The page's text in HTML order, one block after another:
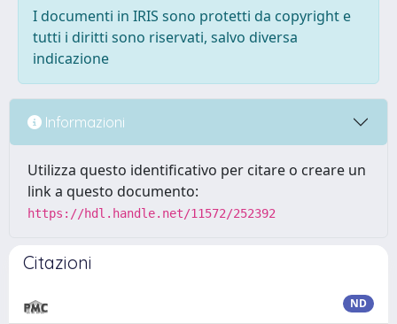
I documenti in IRIS sono protetti da copyright e
tutti i diritti sono riservati, salvo diversa
indicazione
Informazioni
Utilizza questo identificativo per citare o creare un
link a questo documento:
https://hdl.handle.net/11572/252392
Citazioni
ND